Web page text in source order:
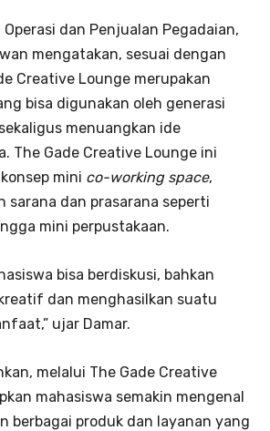
dan Penjualan Pegadaian,
mengatakan, sesuai dengan
Creative Lounge merupakan
bisa digunakan oleh generasi
menuangkan ide
The Gade Creative Lounge ini
mini co-working space,
sarana dan prasarana seperti
mini perpustakaan.
bisa berdiskusi, bahkan
dan menghasilkan suatu
ujar Damar.
melalui The Gade Creative
mahasiswa semakin mengenal
berbagai produk dan layanan yang